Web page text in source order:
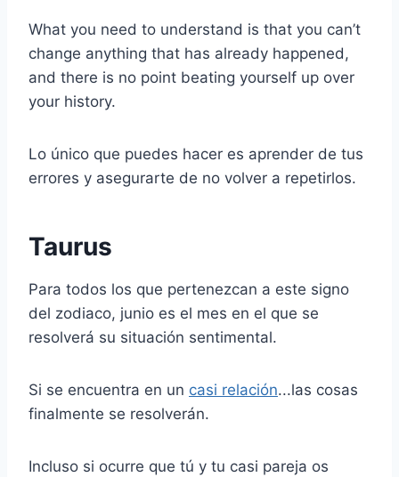
What you need to understand is that you can’t
change anything that has already happened,
and there is no point beating yourself up over
your history.
Lo único que puedes hacer es aprender de tus
errores y asegurarte de no volver a repetirlos.
Taurus
Para todos los que pertenezcan a este signo
del zodiaco, junio es el mes en el que se
resolverá su situación sentimental.
Si se encuentra en un casi relación...las cosas
finalmente se resolverán.
Incluso si ocurre que tú y tu casi pareja os